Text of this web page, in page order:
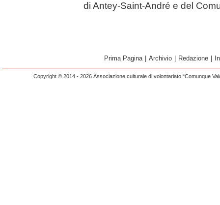
di Antey-Saint-André e del
Prima Pagina Archivio Redazione
Copyright © 2014 - 2026 Associazione culturale di volontariato “Comunque